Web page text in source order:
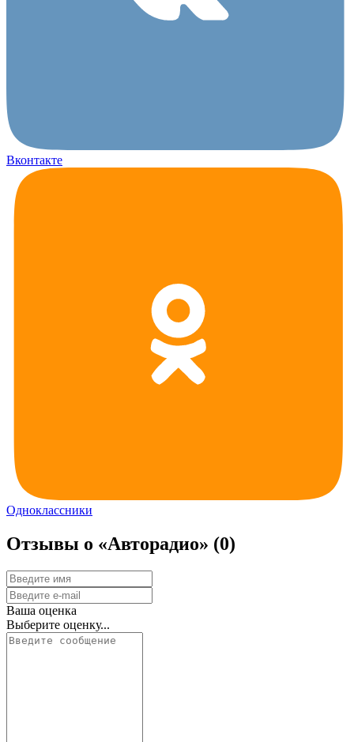
Вконтакте
Одноклассники
Отзывы о «Авторадио» (0)
Ваша оценка
Выберите оценку...